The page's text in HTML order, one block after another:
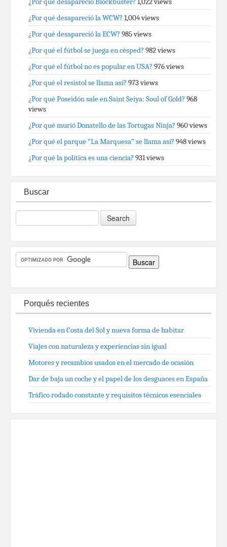
¿Por qué desapareció la WCW? 1,004 views
¿Por qué desapareció la ECW? 985 views
¿Por qué el fútbol se juega en césped? 982 views
¿Por qué el fútbol no es popular en USA? 976 views
¿Por qué el resistol se llama así? 973 views
¿Por qué Poseidón sale en Saint Seiya: Soul of Gold? 968
views
¿Por qué murió Donatello de las Tortugas Ninja? 960 views
¿Por qué el parque “La Marquesa” se llama así? 948 views
¿Por qué la política es una ciencia? 931 views
Buscar
Porqués recientes
Vivienda en Costa del Sol y nueva forma de habitar
Viajes con naturaleza y experiencias sin igual
Motores y recambios usados en el mercado de ocasión
Dar de baja un coche y el papel de los desguaces en España
Tráfico rodado constante y requisitos técnicos esenciales